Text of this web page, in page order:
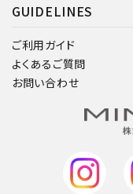
GUIDELINES
ご利用ガイド
よくあるご質問
お問い合わせ